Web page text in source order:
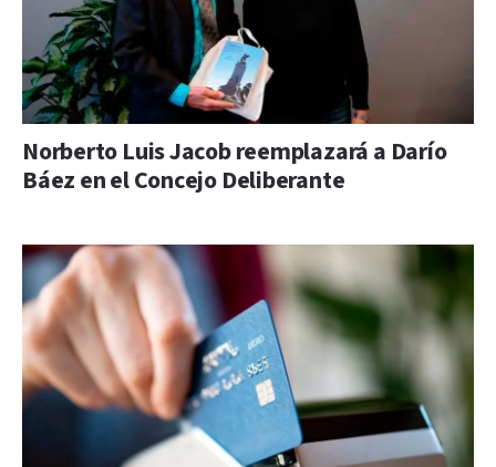
Norberto Luis Jacob reemplazará a Darío
Báez en el Concejo Deliberante